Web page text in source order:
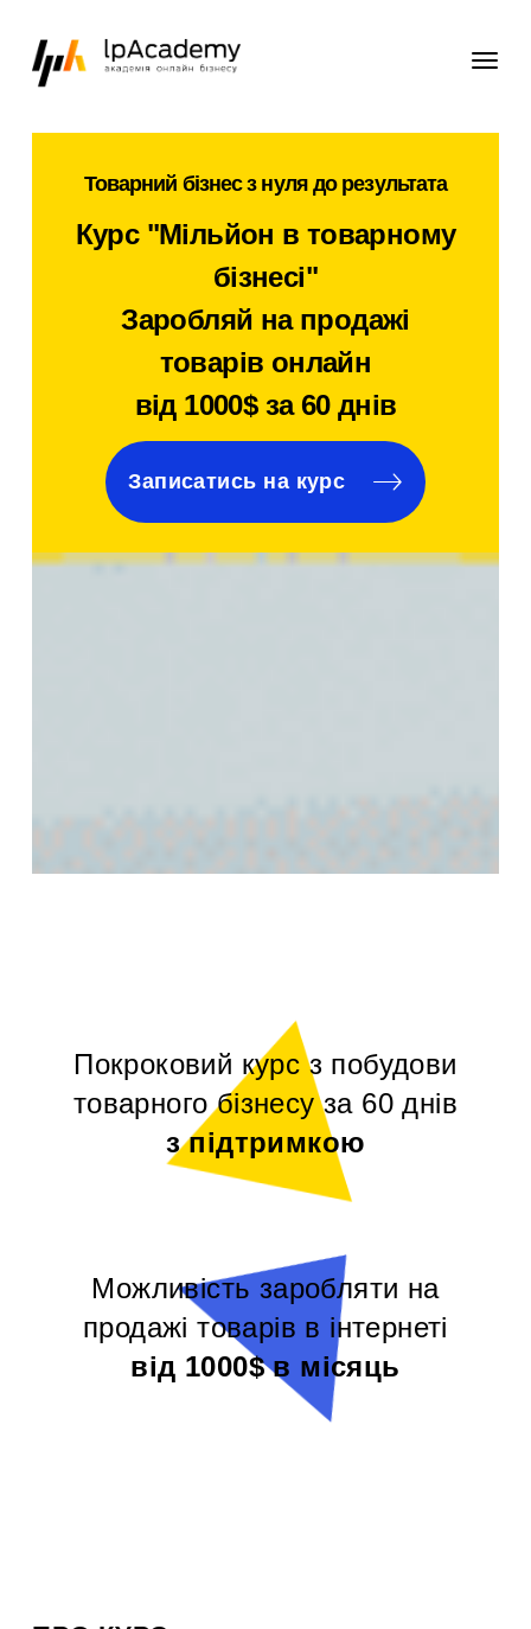
Товарний бізнес з нуля до результата
Курс "Мільйон в товарному
бізнесі"
Заробляй на продажі
товарів онлайн
від 1000$ за 60 днів
Записатись на курс
Покроковий курс з побудови
товарного бізнесу за 60 днів
з підтримкою
Можливість заробляти на
продажі товарів в інтернеті
від 1000$ в місяць